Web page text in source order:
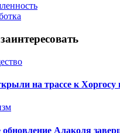
на трассе к Хоргосу
Алаколя